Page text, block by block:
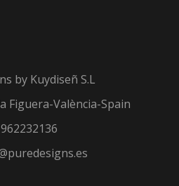
by Kuydiseñ S.L
Figuera-València-Spain